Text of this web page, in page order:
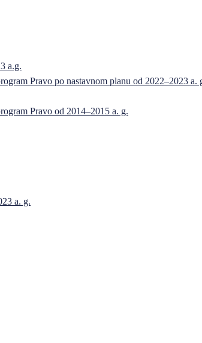
a.g.
Pravo po nastavnom planu od 2022–2023 a.
Pravo od 2014–2015 a. g.
a. g.